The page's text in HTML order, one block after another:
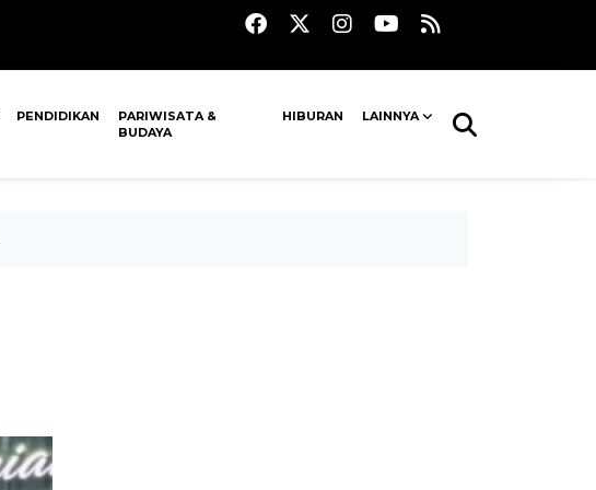
PENDIDIKAN
PARIWISATA &
BUDAYA
HIBURAN LAINNYA